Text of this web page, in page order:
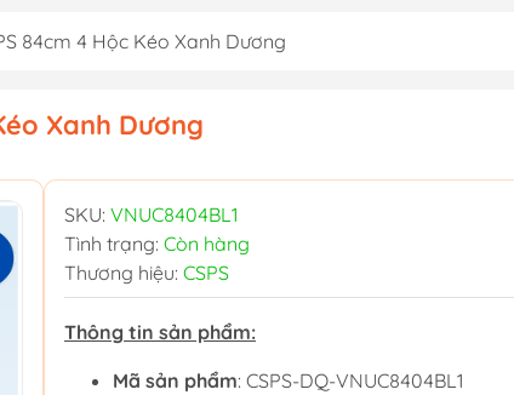
84cm 4 Hộc Kéo Xanh Dương
Xanh Dương
SKU: VNUC8404BL1
Tình trạng: Còn hàng
Thương hiệu: CSPS
Thông tin sản phẩm:
Mã sản phẩm: CSPS-DQ-VNUC8404BL1